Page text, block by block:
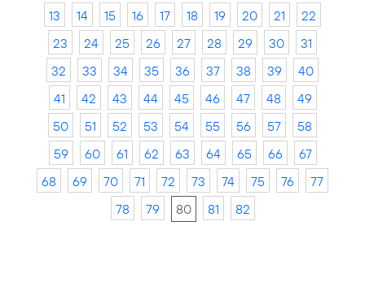
13
14 15 16 17 18 19 20 21
22
23
24 25 26 27 28 29 30
31
32
33 34 35 36 37 38 39
40
41
42 43 44 45 46 47 48
49
50
51 52 53 54 55 56 57
58
59
60 61 62 63 64 65 66
67
68
69 70 71 72 73 74 75 76
77
78
79 80 81 82